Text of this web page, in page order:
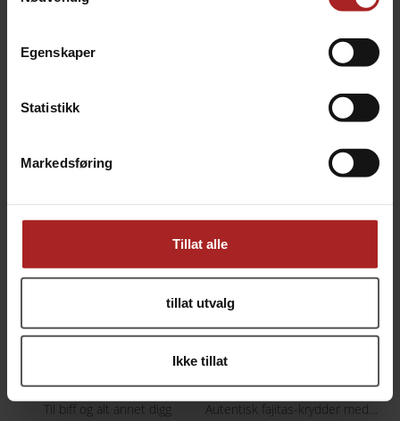
Egenskaper
Statistikk
Markedsføring
Tillat alle
tillat utvalg
Ikke tillat
249,-
Killer Hogs The Hot Rub 340gr
Meat Church Blanco 340g
Til biff og alt annet digg
Meat Church Dia de la Fajita 397g
Autentisk fajitas-krydder med sitrus